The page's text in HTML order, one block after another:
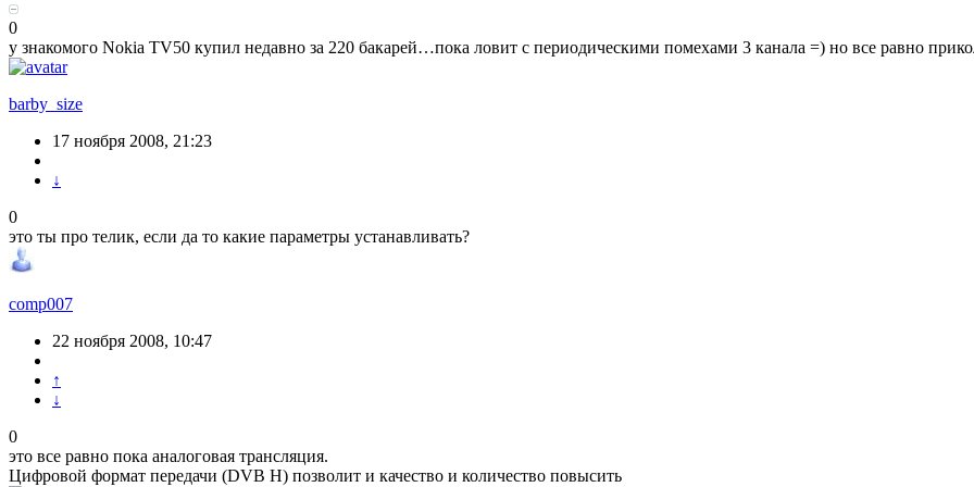
0
у знакомого Nokia TV50 купил недавно за 220 бакарей…пока ловит с периодическими помехами 3 канала =) но все равно
barby_size
17 ноября 2008, 21:23
↓
0
это ты про телик, если да то какие параметры устанавливать?
comp007
22 ноября 2008, 10:47
↑
↓
0
это все равно пока аналоговая трансляция.
Цифровой формат передачи (DVB H) позволит и качество и количество повысить